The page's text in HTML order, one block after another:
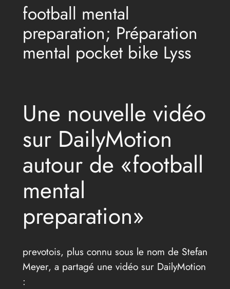
football mental
preparation; Préparation
mental pocket bike Lyss
Une nouvelle vidéo
sur DailyMotion
autour de «football
mental
preparation»
prevotois, plus connu sous le nom de Stefan
Meyer, a partagé une vidéo sur DailyMotion
: